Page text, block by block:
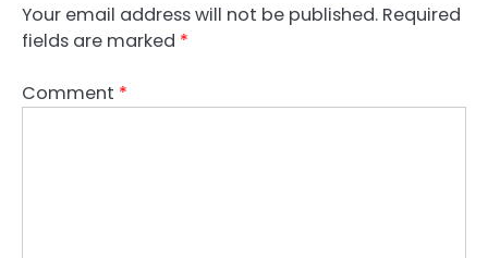
Your email address will not be published. Required
fields are marked *
Comment *